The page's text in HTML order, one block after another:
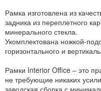
Рамка изготовлена из
задника из переплетного
минерального стекла.
Укомплектована ножкой-
горизонтального и
Рамки Interior Office – это
не требующие никаких